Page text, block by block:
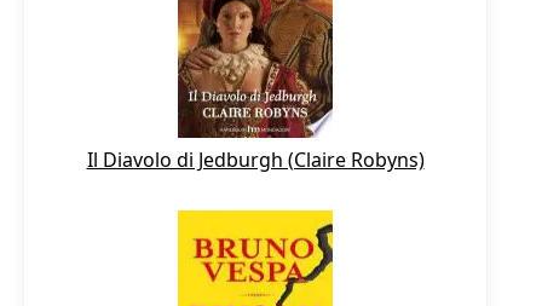
Il Diavolo di Jedburgh (Claire Robyns)